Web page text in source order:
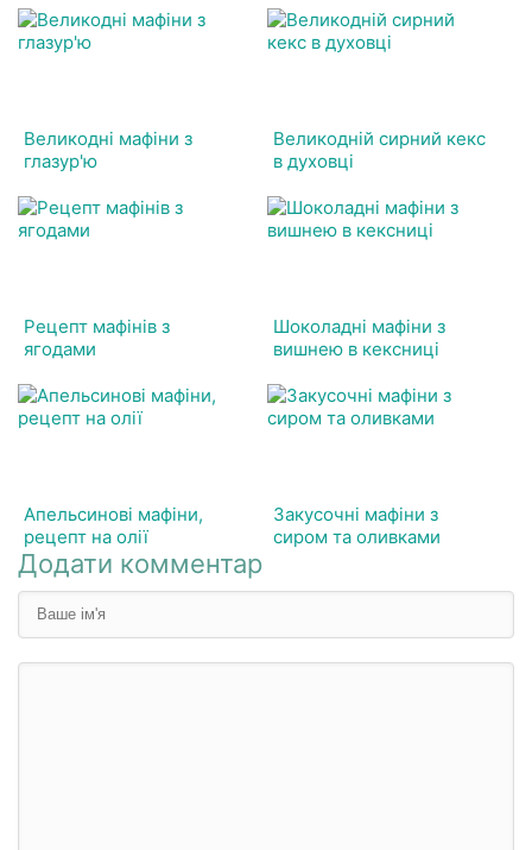
Великодні мафіни з
глазур'ю
Великодній сирний кекс
в духовці
Рецепт мафінів з
ягодами
Шоколадні мафіни з
вишнею в кексниці
Апельсинові мафіни,
рецепт на олії
Закусочні мафіни з
сиром та оливками
Додати комментар